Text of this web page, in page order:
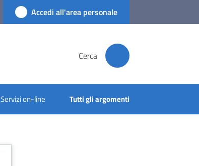
Accedi all'area personale
Cerca
Servizi on-line Tutti gli argomenti